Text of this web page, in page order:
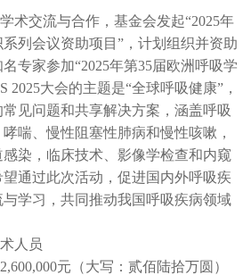
术交流与合作，基金会发起“2025年
列会议资助项目”，计划组织并资助
专家参加“2025年第35届欧洲呼吸学
2025大会的主题是“全球呼吸健康”，
见问题和共享解决方案，涵盖呼吸
喘、慢性阻塞性肺病和慢性咳嗽，
染，临床技术、影像学检查和内窥
通过此次活动，促进国内外呼吸疾
学习，共同推动我国呼吸疾病领域
人员
2,600,000元（大写：贰佰陆拾万圆）